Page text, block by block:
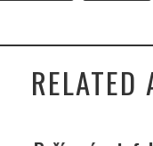
RELATED